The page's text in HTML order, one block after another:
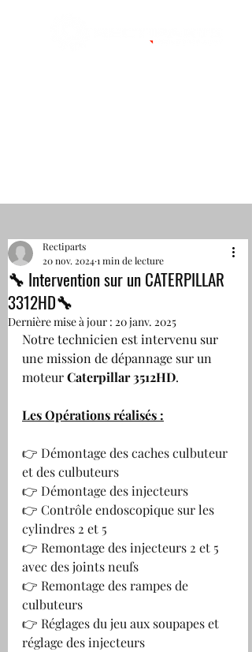
🔧 Intervention sur un CATERPILLAR
3312HD🔧
Rectiparts
20 nov. 20241 min de lecture
Dernière mise à jour : 20 janv. 2025
Notre technicien est intervenu sur
une mission de dépannage sur un
moteur Caterpillar 3512HD.
Les Opérations réalisés :
👉 Démontage des caches culbuteur
et des culbuteurs
👉 Démontage des injecteurs
👉 Contrôle endoscopique sur les
cylindres 2 et 5
👉 Remontage des injecteurs 2 et 5
avec des joints neufs
👉 Remontage des rampes de
culbuteurs
👉 Réglages du jeu aux soupapes et
réglage des injecteurs